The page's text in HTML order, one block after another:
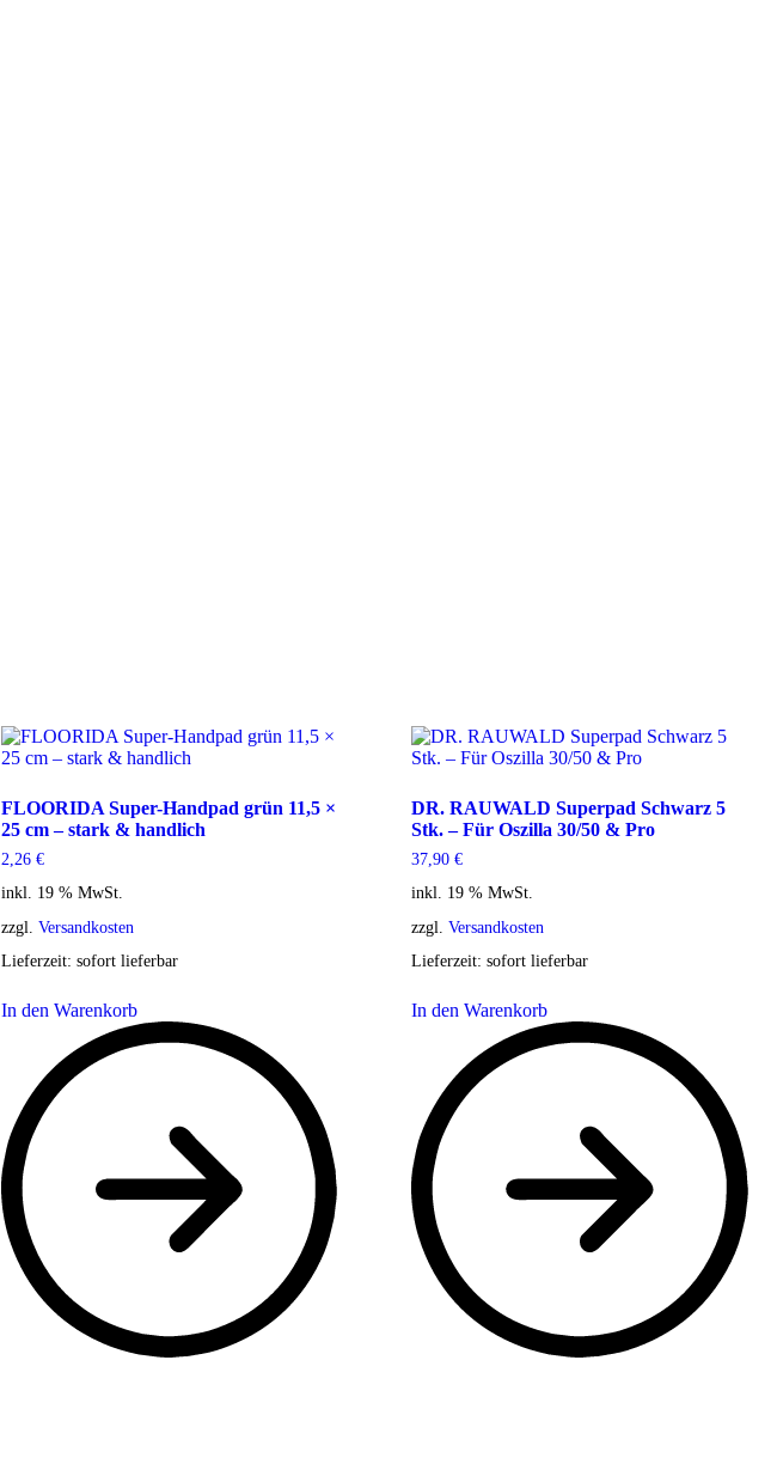
FLOORIDA Super-Handpad grün 11,5 ×
25 cm – stark & handlich
2,26 €
inkl. 19 % MwSt.
zzgl. Versandkosten
Lieferzeit: sofort lieferbar
In den Warenkorb
DR. RAUWALD Superpad Schwarz 5
Stk. – Für Oszilla 30/50 & Pro
37,90 €
inkl. 19 % MwSt.
zzgl. Versandkosten
Lieferzeit: sofort lieferbar
In den Warenkorb